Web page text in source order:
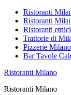
Ristoranti
Ristoranti
Ristoranti
Trattorie di
Pizzerie Milano
Bar Tavole
Ristoranti Milano
Ristoranti Milano